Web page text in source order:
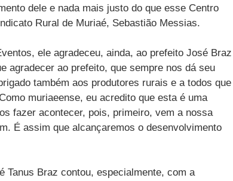
dele e nada mais justo do que esse Centro
Rural de Muriaé, Sebastião Messias.
ele agradeceu, ainda, ao prefeito José Braz
agradecer ao prefeito, que sempre nos dá seu
também aos produtores rurais e a todos que
muriaeense, eu acredito que esta é uma
fazer acontecer, pois, primeiro, vem a nossa
É assim que alcançaremos o desenvolvimento
Tanus Braz contou, especialmente, com a